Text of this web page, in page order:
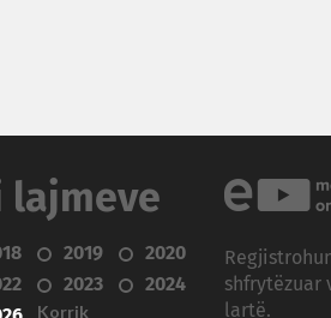
lajmeve
2019
2020
2023
2024
Korrik
shfrytëzuar
lartë.